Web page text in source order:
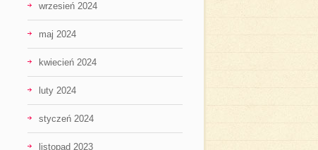
wrzesień 2024
maj 2024
kwiecień 2024
luty 2024
styczeń 2024
listopad 2023